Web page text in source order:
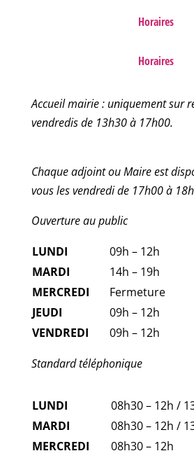
Horaires
Horaires
Accueil mairie : uniquement sur
vendredis de 13h30 à 17h00.
Chaque adjoint ou Maire est
vous les vendredi de 17h00 à
Ouverture au public
LUNDI
09h – 12h
MARDI
14h – 19h
MERCREDI
Fermeture
JEUDI
09h – 12h
VENDREDI
09h – 12h
Standard téléphonique
LUNDI
08h30 – 12h /
MARDI
08h30 – 12h /
MERCREDI
08h30 – 12h